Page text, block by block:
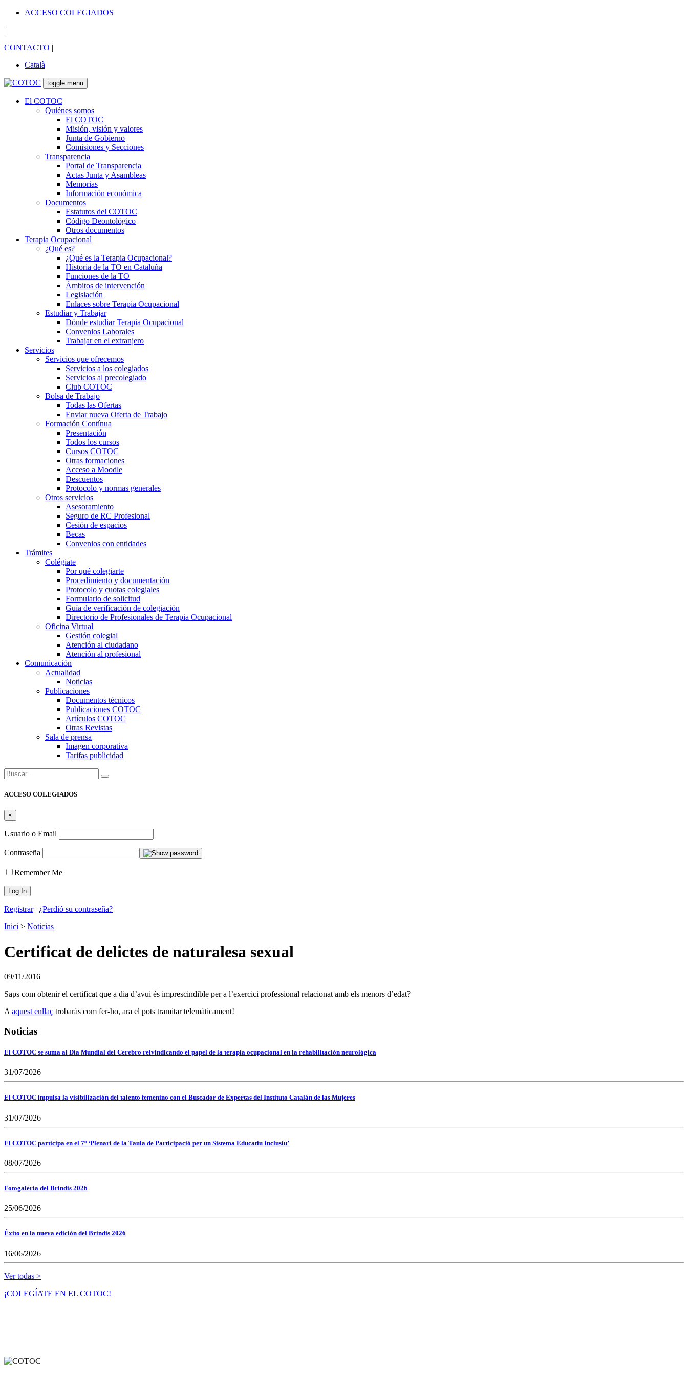
ACCESO COLEGIADOS
|
CONTACTO |
Català
toggle menu
El COTOC
Quiénes somos
El COTOC
Misión, visión y valores
Junta de Gobierno
Comisiones y Secciones
Transparencia
Portal de Transparencia
Actas Junta y Asambleas
Memorias
Información económica
Documentos
Estatutos del COTOC
Código Deontológico
Otros documentos
Terapia Ocupacional
¿Qué es?
¿Qué es la Terapia Ocupacional?
Historia de la TO en Cataluña
Funciones de la TO
Ámbitos de intervención
Legislación
Enlaces sobre Terapia Ocupacional
Estudiar y Trabajar
Dónde estudiar Terapia Ocupacional
Convenios Laborales
Trabajar en el extranjero
Servicios
Servicios que ofrecemos
Servicios a los colegiados
Servicios al precolegiado
Club COTOC
Bolsa de Trabajo
Todas las Ofertas
Enviar nueva Oferta de Trabajo
Formación Contínua
Presentación
Todos los cursos
Cursos COTOC
Otras formaciones
Acceso a Moodle
Descuentos
Protocolo y normas generales
Otros servicios
Asesoramiento
Seguro de RC Profesional
Cesión de espacios
Becas
Convenios con entidades
Trámites
Colégiate
Por qué colegiarte
Procedimiento y documentación
Protocolo y cuotas colegiales
Formulario de solicitud
Guía de verificación de colegiación
Directorio de Profesionales de Terapia Ocupacional
Oficina Virtual
Gestión colegial
Atención al ciudadano
Atención al profesional
Comunicación
Actualidad
Noticias
Publicaciones
Documentos técnicos
Publicaciones COTOC
Artículos COTOC
Otras Revistas
Sala de prensa
Imagen corporativa
Tarifas publicidad
Buscar:
ACCESO COLEGIADOS
×
Usuario o Email
Contraseña
Remember Me
Registrar| ¿Perdió su contraseña?
Inici > Noticias
Certificat de delictes de naturalesa sexual
09/11/2016
Saps com obtenir el certificat que a dia d’avui és imprescindible per a l’exercici professional relacionat amb els menors d’edat?
A aquest enllaç trobaràs com fer-ho, ara el pots tramitar telemàticament!
Noticias
El COTOC se suma al Día Mundial del Cerebro reivindicando el papel de la terapia ocupacional en la rehabilitación neurológica
31/07/2026
El COTOC impulsa la visibilización del talento femenino con el Buscador de Expertas del Instituto Catalán de las Mujeres
31/07/2026
El COTOC participa en el 7º ‘Plenari de la Taula de Participació per un Sistema Educatiu Inclusiu’
08/07/2026
Fotogaleria del Brindis 2026
25/06/2026
Éxito en la nueva edición del Brindis 2026
16/06/2026
Ver todas >
¡COLEGÍATE EN EL COTOC!